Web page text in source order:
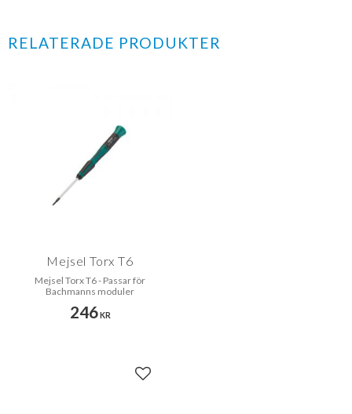
RELATERADE PRODUKTER
Mejsel Torx T6
Mejsel Torx T6 - Passar för
Bachmanns moduler
246KR
Lägg till i favoriter